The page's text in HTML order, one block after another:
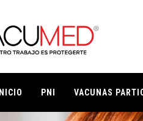
INICIO PNI VACUNAS